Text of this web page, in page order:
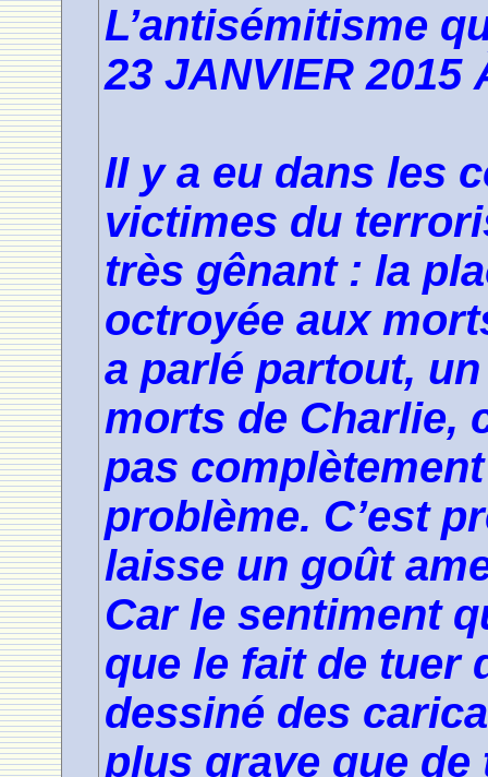
L’antisémitisme
23 JANVIER 2015
II y a eu dans les
victimes du
très gênant : la
octroyée aux
a parlé partout,
morts de Charlie,
pas
problème. C’est
laisse un goût
Car le sentiment
que le fait de tuer
dessiné des
plus grave que